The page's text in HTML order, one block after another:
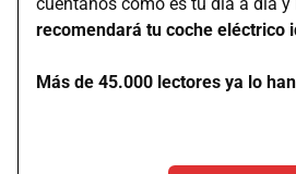
recomendará tu coche eléctrico
Más de 45.000 lectores ya lo